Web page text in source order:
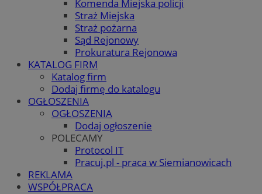
Komenda Miejska policji
Straż Miejska
Straż pożarna
Sąd Rejonowy
Prokuratura Rejonowa
KATALOG FIRM
Katalog firm
Dodaj firmę do katalogu
OGŁOSZENIA
OGŁOSZENIA
Dodaj ogłoszenie
POLECAMY
Protocol IT
Pracuj.pl - praca w Siemianowicach
REKLAMA
WSPÓŁPRACA